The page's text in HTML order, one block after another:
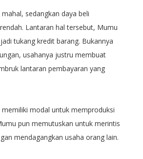
sedangkan daya beli
Lantaran hal tersebut, Mumu
tukang kredit barang. Bukannya
usahanya justru membuat
lantaran pembayaran yang
memiliki modal untuk memproduksi
pun memutuskan untuk merintis
mendagangkan usaha orang lain.